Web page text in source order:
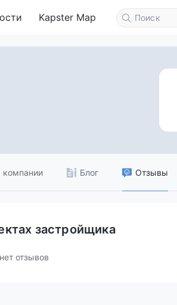
Kapster Map
компании Блог Отзывы
застройщика
отзывов